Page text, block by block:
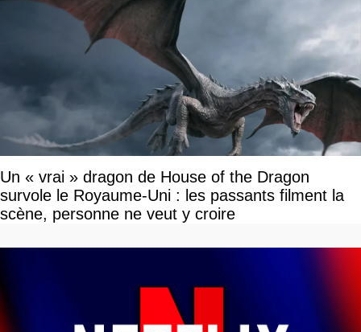
Un « vrai » dragon de House of the Dragon
survole le Royaume-Uni : les passants filment la
scène, personne ne veut y croire